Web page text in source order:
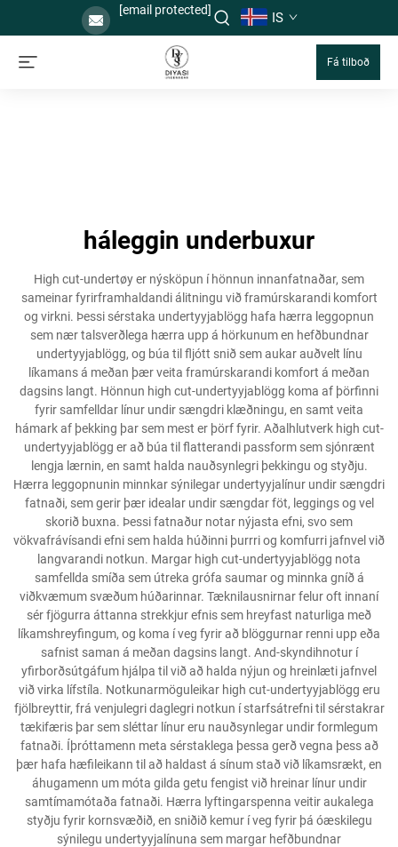
[email protected] IS
Fá tilboð
háleggin underbuxur
High cut-undertøy er nýsköpun í hönnun innanfatnaðar, sem
sameinar fyrirframhaldandi álitningu við framúrskarandi komfort
og virkni. Þessi sérstaka undertyyjablögg hafa hærra leggopnun
sem nær talsverðlega hærra upp á hörkunum en hefðbundnar
undertyyjablögg, og búa til fljótt snið sem aukar auðvelt línu
líkamans á meðan þær veita framúrskarandi komfort á meðan
dagsins langt. Hönnun high cut-undertyyjablögg koma af þörfinni
fyrir samfelldar línur undir sængdri klæðningu, en samt veita
hámark af þekking þar sem mest er þörf fyrir. Aðalhlutverk high cut-
undertyyjablögg er að búa til flatterandi passform sem sjónrænt
lengja lærnin, en samt halda nauðsynlegri þekkingu og styðju.
Hærra leggopnunin minnkar sýnilegar undertyyjalínur undir sængdri
fatnaði, sem gerir þær idealar undir sængdar föt, leggings og vel
skorið buxna. Þessi fatnaður notar nýjasta efni, svo sem
vökvafrávísandi efni sem halda húðinni þurrri og komfurri jafnvel við
langvarandi notkun. Margar high cut-undertyyjablögg nota
samfellda smíða sem útreka grófa saumar og minnka gníð á
viðkvæmum svæðum húðarinnar. Tæknilausnirnar felur oft innaní
sér fjögurra áttanna strekkjur efnis sem hreyfast naturliga með
líkamshreyfingum, og koma í veg fyrir að blöggurnar renni upp eða
safnist saman á meðan dagsins langt. And-skyndihnotur í
yfirborðsútgáfum hjálpa til við að halda nýjun og hreinlæti jafnvel
við virka lífstíla. Notkunarmöguleikar high cut-undertyyjablögg eru
fjölbreyttir, frá venjulegri daglegri notkun í starfsátrefni til sérstakrar
tækifæris þar sem sléttar línur eru nauðsynlegar undir formlegum
fatnaði. Íþróttamenn meta sérstaklega þessa gerð vegna þess að
þær hafa hæfileikann til að haldast á sínum stað við líkamsrækt, en
áhugamenn um móta gilda getu fengist við hreinar línur undir
samtímamótaða fatnaði. Hærra lyftingarspenna veitir aukalega
styðju fyrir kornsvæðið, en sniðið kemur í veg fyrir þá óæskilegu
sýnilegu undertyyjalínuna sem margar hefðbundnar